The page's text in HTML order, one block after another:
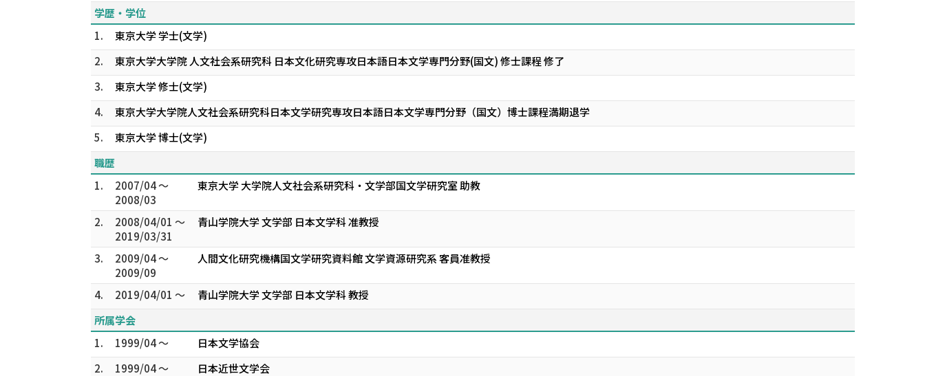
学歴・学位
1.
東京大学 学士(文学)
2.
東京大学大学院 人文社会系研究科 日本文化研究専攻日本語日本文学専門分野(国文) 修士課程 修了
3.
東京大学 修士(文学)
4.
東京大学大学院人文社会系研究科日本文学研究専攻日本語日本文学専門分野（国文）博士課程満期退学
5.
東京大学 博士(文学)
職歴
1.
2007/04 ～
2008/03
東京大学 大学院人文社会系研究科・文学部国文学研究室 助教
2.
2008/04/01 ～
2019/03/31
青山学院大学 文学部 日本文学科 准教授
3.
2009/04 ～
2009/09
人間文化研究機構国文学研究資料館 文学資源研究系 客員准教授
4. 2019/04/01 ～
青山学院大学 文学部 日本文学科 教授
所属学会
1.
1999/04 ～
日本文学協会
2.
1999/04 ～
日本近世文学会